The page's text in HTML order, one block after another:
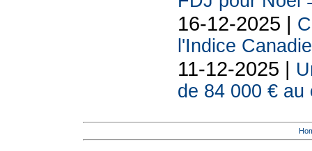
16-12-2025 |
l'Indice
11-12-2025 |
de 84 000 € au